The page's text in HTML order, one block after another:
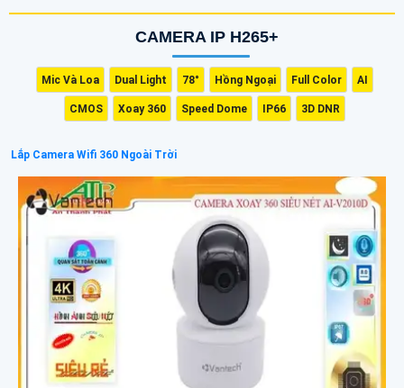
CAMERA IP H265+
Mic Và Loa Dual Light 78° Hồng Ngoại Full Color AI
CMOS Xoay 360 Speed Dome IP66 3D DNR
Lắp Camera Wifi 360 Ngoài Trời